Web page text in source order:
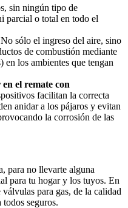
sin ningún tipo de
parcial o total en todo el
sólo el ingreso del aire, sino
de combustión mediante
en los ambientes que tengan
el remate con
facilitan la correcta
anidar a los pájaros y evitan
la corrosión de las
para no llevarte alguna
para tu hogar y los tuyos. En
para gas, de la calidad
todos seguros.